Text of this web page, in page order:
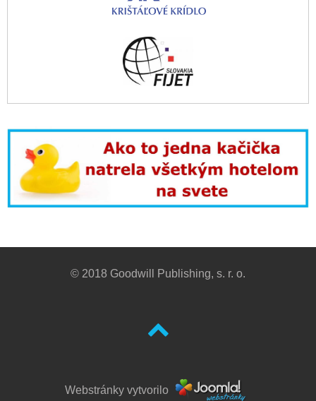
© 2018 Goodwill Publishing, s. r. o.
Webstránky vytvorilo